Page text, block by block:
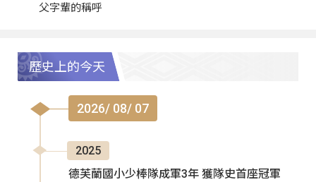
父字輩的稱呼
歷史上的今天
2026/ 08/ 07
2025
德芙蘭國小少棒隊成軍3年 獲隊史首座冠軍